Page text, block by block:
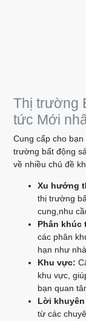
Thị trường
tức Mới
Cung cấp cho
trường bất động
về nhiều chủ đề
Xu hướng
thị trường
cung,nhu
Phân
các phân
hạn như
Khu vực:
khu vực,
bạn quan
Lời
từ các